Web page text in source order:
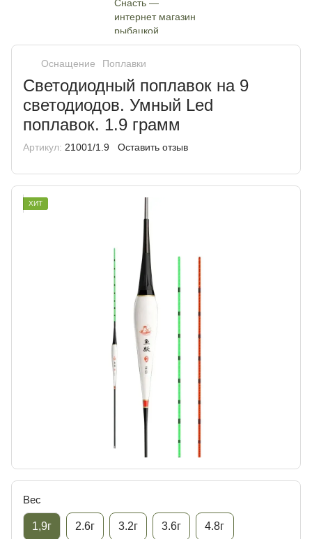
Оснащение Поплавки
Светодиодный поплавок на 9
светодиодов. Умный Led
поплавок. 1.9 грамм
Артикул: 21001/1.9 Оставить отзыв
ХИТ
Вес
1,9г 2.6г 3.2г 3.6г 4.8г